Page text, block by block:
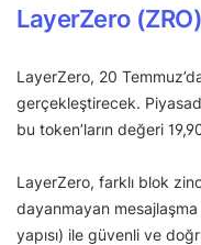
LayerZero (ZRO)
LayerZero, 20
gerçekleştirecek.
bu token’ların değeri
LayerZero, farklı blok
dayanmayan
yapısı) ile güvenli ve